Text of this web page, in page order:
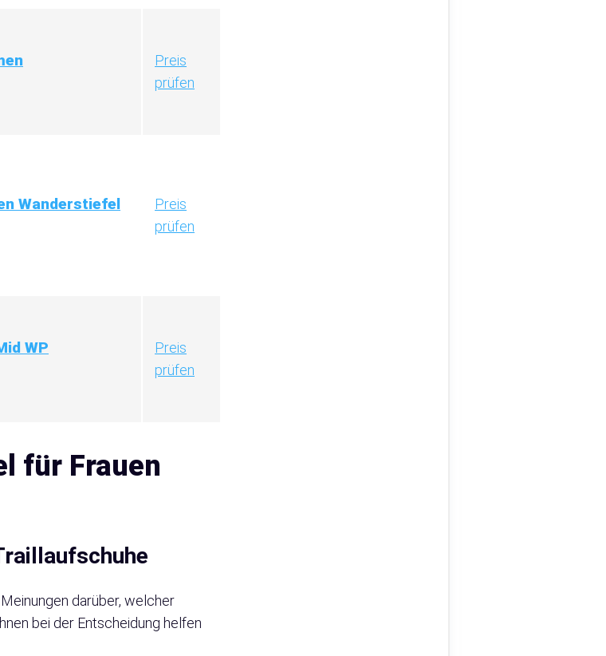
Preis
prüfen
Wanderstiefel
Preis
prüfen
WP
Preis
prüfen
für Frauen
darüber, welcher
bei der Entscheidung helfen